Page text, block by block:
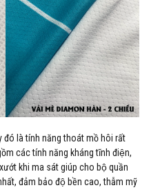
đó là tính năng thoát mồ hôi rất
các tính năng kháng tĩnh điện,
khi ma sát giúp cho bộ quần
đảm bảo độ bền cao, thẫm mỹ